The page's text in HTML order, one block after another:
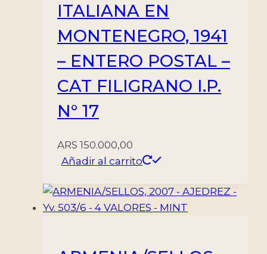
ITALIANA EN
MONTENEGRO, 1941
– ENTERO POSTAL –
CAT FILIGRANO I.P.
N° 17
ARS 150.000,00
Añadir al carrito